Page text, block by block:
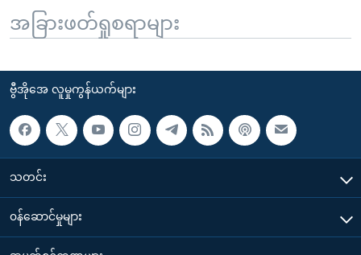
အခြားဖတ်ရှုစရာများ
ဗွီအိုအေ လူမှုကွန်ယက်များ
သတင်း
၀န်ဆောင်မှုများ